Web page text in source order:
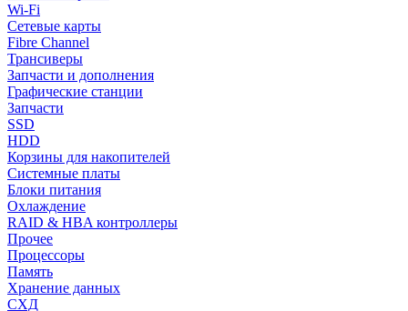
Wi-Fi
Сетевые карты
Fibre Channel
Трансиверы
Запчасти и дополнения
Графические станции
Запчасти
SSD
HDD
Корзины для накопителей
Системные платы
Блоки питания
Охлаждение
RAID & HBA контроллеры
Прочее
Процессоры
Память
Хранение данных
СХД